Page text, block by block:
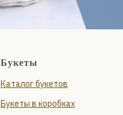
Букеты
Каталог букетов
Букеты в коробках